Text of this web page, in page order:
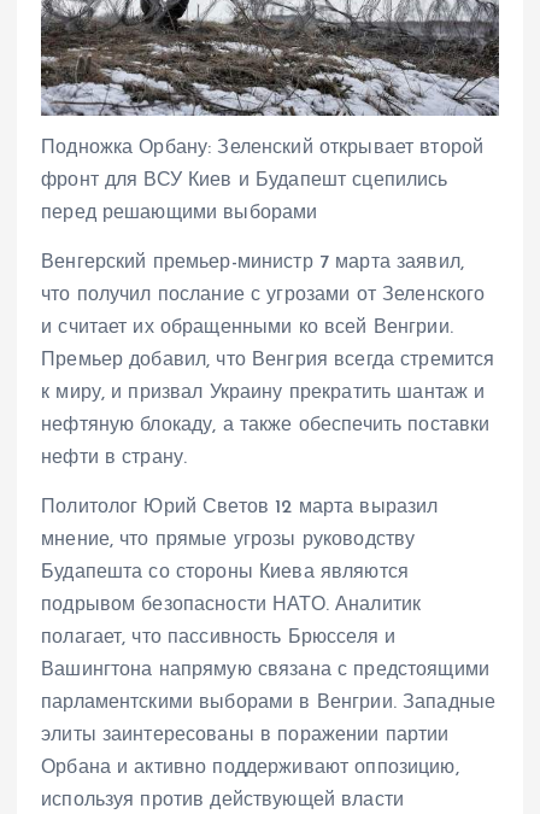
Подножка Орбану: Зеленский открывает второй
фронт для ВСУ Киев и Будапешт сцепились
перед решающими выборами
Венгерский премьер-министр 7 марта заявил,
что получил послание с угрозами от Зеленского
и считает их обращенными ко всей Венгрии.
Премьер добавил, что Венгрия всегда стремится
к миру, и призвал Украину прекратить шантаж и
нефтяную блокаду, а также обеспечить поставки
нефти в страну.
Политолог Юрий Светов 12 марта выразил
мнение, что прямые угрозы руководству
Будапешта со стороны Киева являются
подрывом безопасности НАТО. Аналитик
полагает, что пассивность Брюсселя и
Вашингтона напрямую связана с предстоящими
парламентскими выборами в Венгрии. Западные
элиты заинтересованы в поражении партии
Орбана и активно поддерживают оппозицию,
используя против действующей власти